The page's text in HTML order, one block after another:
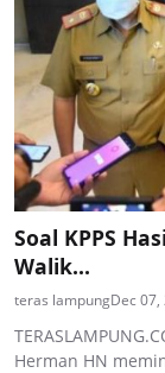
Soal KPPS
Walik...
teras lampungDec 07,
Herman HN